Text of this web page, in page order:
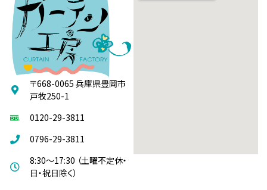
〒668-0065 兵庫県豊岡市
戸牧250-1
0120-29-3811
0796-29-3811
8:30～17:30 （土曜不定休・
日・祝日除く）